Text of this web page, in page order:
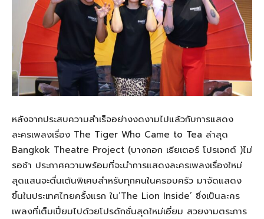
หลังจากประสบความสำเร็จอย่างงดงามไปแล้วกับการแสดง
ละครเพลงเรื่อง The Tiger Who Came to Tea ล่าสุด
Bangkok Theatre Project (บางกอก เธียเตอร์ โปรเจกต์ )ไม่
รอช้า ประกาศความพร้อมที่จะนำการแสดงละครเพลงเรื่องใหม่
สุดแสนจะตื่นเต้นพิเศษสำหรับทุกคนในครอบครัว มาจัดแสดง
ขึ้นในประเทศไทยครั้งแรก ใน‘The Lion Inside’ ซึ่งเป็นละคร
เพลงที่เต็มเปี่ยมไปด้วยโปรดักชั่นสุดใหม่เอี่ยม สวยงามตระการ